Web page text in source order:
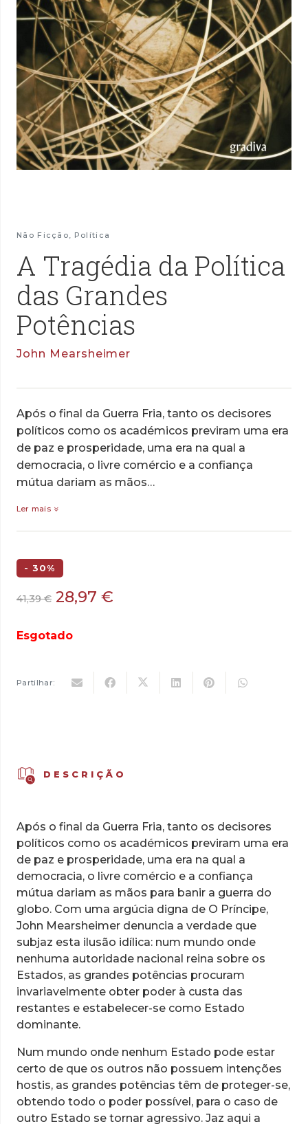
Não Ficção Política
A Tragédia da Política
das Grandes
Potências
John Mearsheimer
Após o final da Guerra Fria, tanto os decisores
políticos como os académicos previram uma era
de paz e prosperidade, uma era na qual a
democracia, o livre comércio e a confiança
mútua dariam as mãos…
Ler mais
- 30%
41,39€ O
original
28,97 €
Esgotado
Partilhar:
DESCRIÇÃO
Após o final da Guerra Fria, tanto os decisores
políticos como os académicos previram uma era
de paz e prosperidade, uma era na qual a
democracia, o livre comércio e a confiança
mútua dariam as mãos para banir a guerra do
globo. Com uma argúcia digna de O Príncipe,
John Mearsheimer denuncia a verdade que
subjaz esta ilusão idílica: num mundo onde
nenhuma autoridade nacional reina sobre os
Estados, as grandes potências procuram
invariavelmente obter poder à custa das
restantes e estabelecer-se como Estado
dominante.
Num mundo onde nenhum Estado pode estar
certo de que os outros não possuem intenções
hostis, as grandes potências têm de proteger-se,
obtendo todo o poder possível, para o caso de
outro Estado se tornar agressivo. Jaz aqui a